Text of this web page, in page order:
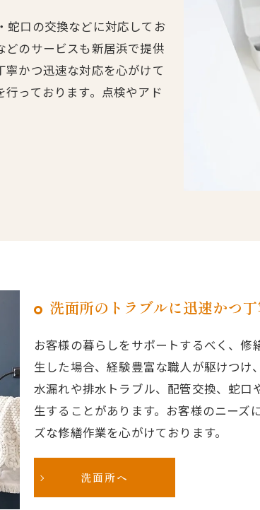
蛇口の交換などに対応してお
どのサービスも新居浜で提供
寧かつ迅速な対応を心がけて
っております。点検やアド
洗面所のトラブルに迅速かつ
お客様の暮らしをサポートするべく、
生した場合、経験豊富な職人が駆けつ
水漏れや排水トラブル、配管交換、蛇
生することがあります。お客様のニーズ
ズな修繕作業を心がけております。
洗面所へ